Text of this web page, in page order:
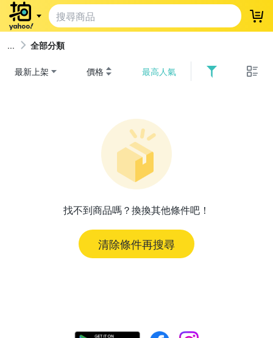
登
全部分類
最新上架 價格 最高人氣
找不到商品嗎？換換其他條件吧！
清除條件再搜尋